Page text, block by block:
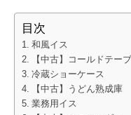
目次
和風イス
【中古】コールドテー
冷蔵ショーケース
【中古】うどん熟成庫
業務用イス